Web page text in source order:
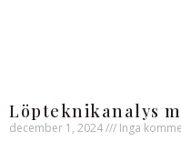
Löpteknikanalys
december 1, 2024 Inga